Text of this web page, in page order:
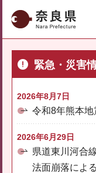
奈良県
緊急・災害
2026年8月7日
令和8年熊本
2026年6月29日
県道東川河合
法面崩落によ